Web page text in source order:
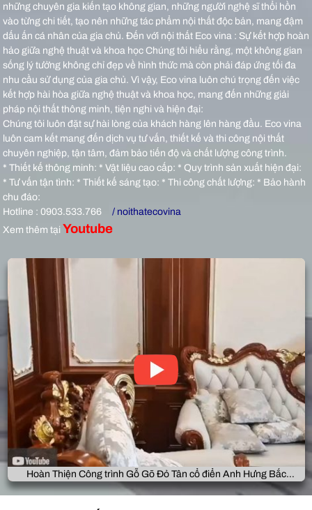
những chuyên gia kiến tạo không gian, những người nghệ sĩ thổi hồn
vào từng chi tiết, tạo nên những tác phẩm nội thất độc bản, mang đậm
dấu ấn cá nhân của gia chủ. Đến với nội thất Eco vina : Sự kết hợp hoàn
hảo giữa nghệ thuật và khoa học Chúng tôi hiểu rằng, một không gian
sống lý tưởng không chỉ đẹp về hình thức mà còn phải đáp ứng tối đa
nhu cầu sử dụng của gia chủ. Vì vậy, Eco vina luôn chú trọng đến việc
kết hợp hài hòa giữa nghệ thuật và khoa học, mang đến những giải
pháp nội thất thông minh, tiện nghi và hiện đại:
Chúng tôi luôn đặt sự hài lòng của khách hàng lên hàng đầu. Eco vina
luôn cam kết mang đến dịch vụ tư vấn, thiết kế và thi công nội thất
chuyên nghiệp, tận tâm, đảm bảo tiến độ và chất lượng công trình.
* Thiết kế thông minh: * Vật liệu cao cấp: * Quy trình sản xuất hiện đại:
* Tư vấn tận tình: * Thiết kế sáng tạo: * Thi công chất lượng: * Bảo hành
chu đáo:
Hotline : 0903.533.766
/ noithatecovina
Xem thêm tại Youtube
Hoàn Thiện Công trình Gỗ Gõ Đỏ Tân cổ điển Anh Hưng Bắc
Giang